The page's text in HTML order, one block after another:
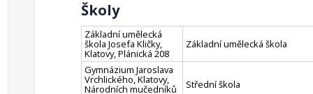
Školy
Základní umělecká
škola Josefa Kličky,
Klatovy, Plánická 208
Základní umělecká škola
Gymnázium Jaroslava
Vrchlického, Klatovy,
Národních mučedníků Střední škola